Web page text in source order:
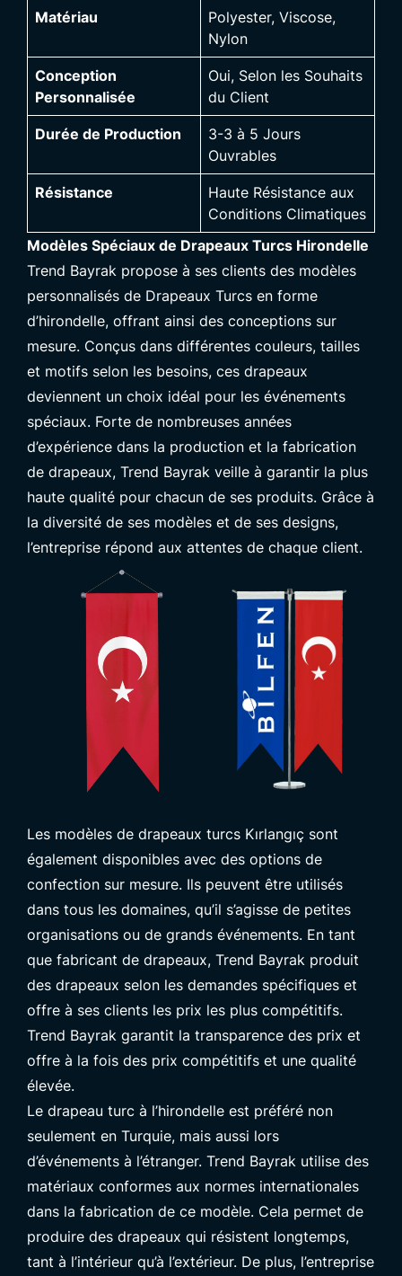
Matériau
Polyester, Viscose,
Nylon
Conception
Personnalisée
Oui, Selon les Souhaits
du Client
Durée de Production
3-3 à 5 Jours
Ouvrables
Résistance
Haute Résistance aux
Conditions Climatiques
Modèles Spéciaux de Drapeaux Turcs Hirondelle
Trend Bayrak propose à ses clients des modèles
personnalisés de Drapeaux Turcs en forme
d’hirondelle, offrant ainsi des conceptions sur
mesure. Conçus dans différentes couleurs, tailles
et motifs selon les besoins, ces drapeaux
deviennent un choix idéal pour les événements
spéciaux. Forte de nombreuses années
d’expérience dans la production et la fabrication
de drapeaux, Trend Bayrak veille à garantir la plus
haute qualité pour chacun de ses produits. Grâce à
la diversité de ses modèles et de ses designs,
l’entreprise répond aux attentes de chaque client.
Les modèles de drapeaux turcs Kırlangıç sont
également disponibles avec des options de
confection sur mesure. Ils peuvent être utilisés
dans tous les domaines, qu’il s’agisse de petites
organisations ou de grands événements. En tant
que fabricant de drapeaux, Trend Bayrak produit
des drapeaux selon les demandes spécifiques et
offre à ses clients les prix les plus compétitifs.
Trend Bayrak garantit la transparence des prix et
offre à la fois des prix compétitifs et une qualité
élevée.
Le drapeau turc à l’hirondelle est préféré non
seulement en Turquie, mais aussi lors
d’événements à l’étranger. Trend Bayrak utilise des
matériaux conformes aux normes internationales
dans la fabrication de ce modèle. Cela permet de
produire des drapeaux qui résistent longtemps,
tant à l’intérieur qu’à l’extérieur. De plus, l’entreprise